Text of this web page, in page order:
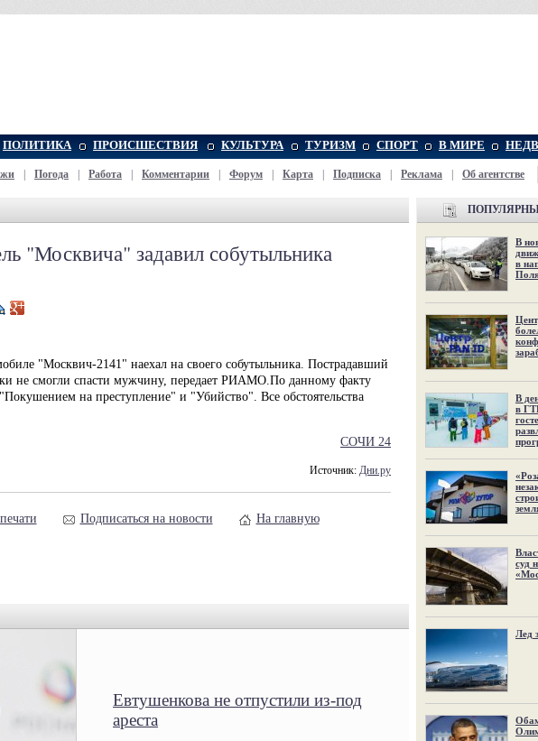
ПОЛИТИКА ПРОИСШЕСТВИЯ КУЛЬТУРА ТУРИЗМ СПОРТ В МИРЕ
Погода Работа Комментарии Форум Карта Подписка Реклама Об агентстве
"Москвича" задавил собутыльника
"Москвич-2141" наехал на своего собутыльника. Пострадавший
не смогли спасти мужчину, передает РИАМО.По данному факту
на преступление" и "Убийство". Все обстоятельства
СОЧИ 24
Источник: Дни.ру
Подписаться на новости На главную
Евтушенкова не отпустили из-под
ареста
В
в
В
в
суд
Лед